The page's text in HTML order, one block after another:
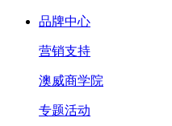
品牌中心
营销支持
澳威商学院
专题活动